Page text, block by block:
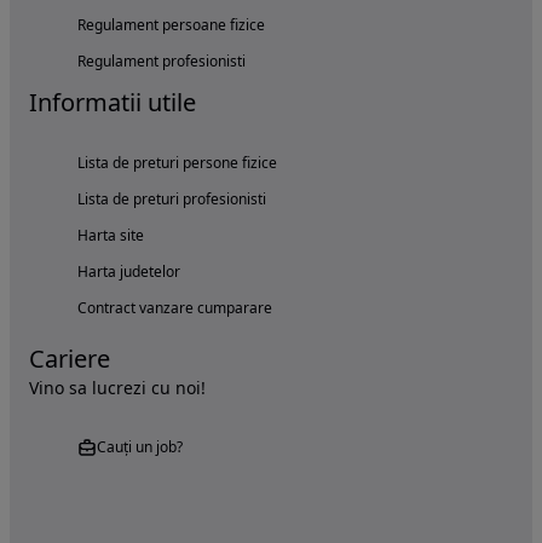
Regulament persoane fizice
Regulament profesionisti
Informatii utile
Lista de preturi persone fizice
Lista de preturi profesionisti
Harta site
Harta judetelor
Contract vanzare cumparare
Cariere
Vino sa lucrezi cu noi!
Cauți un job?